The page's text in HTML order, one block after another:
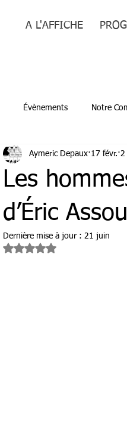
A L'AFFICHE
Évènements Notre
Les
d’Éric
Aymeric Depaux 17 févr. 2
Dernière mise à jour : 21 juin
Noté NaN étoiles sur 5.